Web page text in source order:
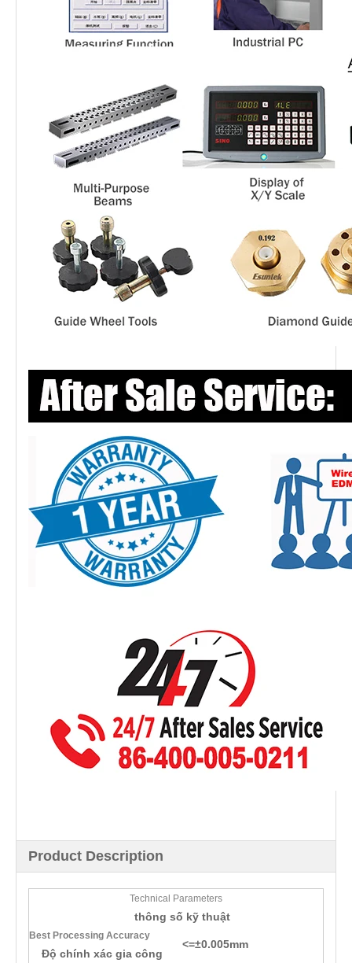
Product Description
Technical Parameters
thông số kỹ thuật
Best Processing Accuracy
Độ chính xác gia công
<=±0.005mm